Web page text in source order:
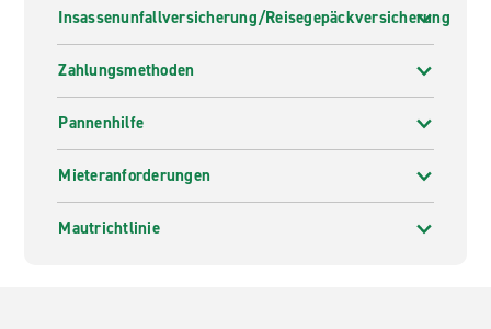
Insassenunfallversicherung/Reisegepäckversicherung
Zahlungsmethoden
Pannenhilfe
Mieteranforderungen
Mautrichtlinie